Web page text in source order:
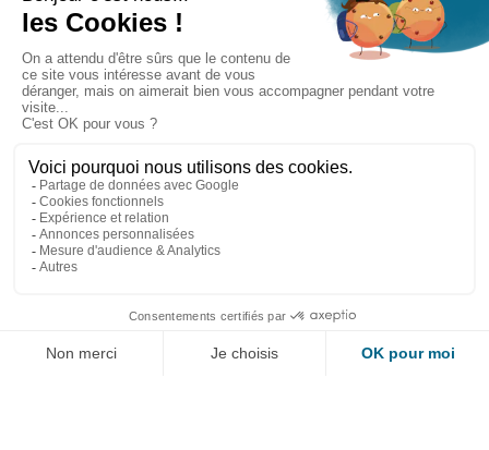
votre audition
Trouvez
votre centre
Témoignages
Actualités Audilab
Pour les pros
Le réseau Audilab
Le choix de la qualité
Le Comité Scientifique Audilab
Nos partenaires
On parle de nous